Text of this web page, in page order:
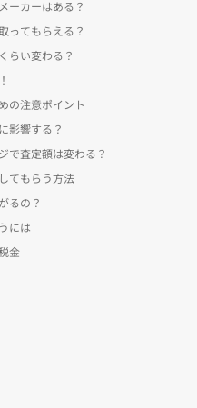
ーカーはある？
ってもらえる？
らい変わる？
の注意ポイント
影響する？
で査定額は変わる？
てもらう方法
るの？
には
金